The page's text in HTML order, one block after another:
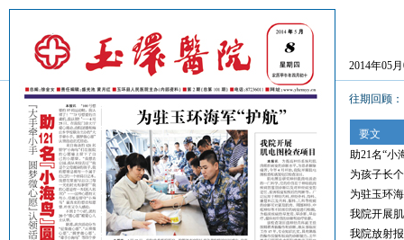
2014年05
往期回顾
要文
助21名“小
为孩子长
为驻玉环
我院开展
我院放射